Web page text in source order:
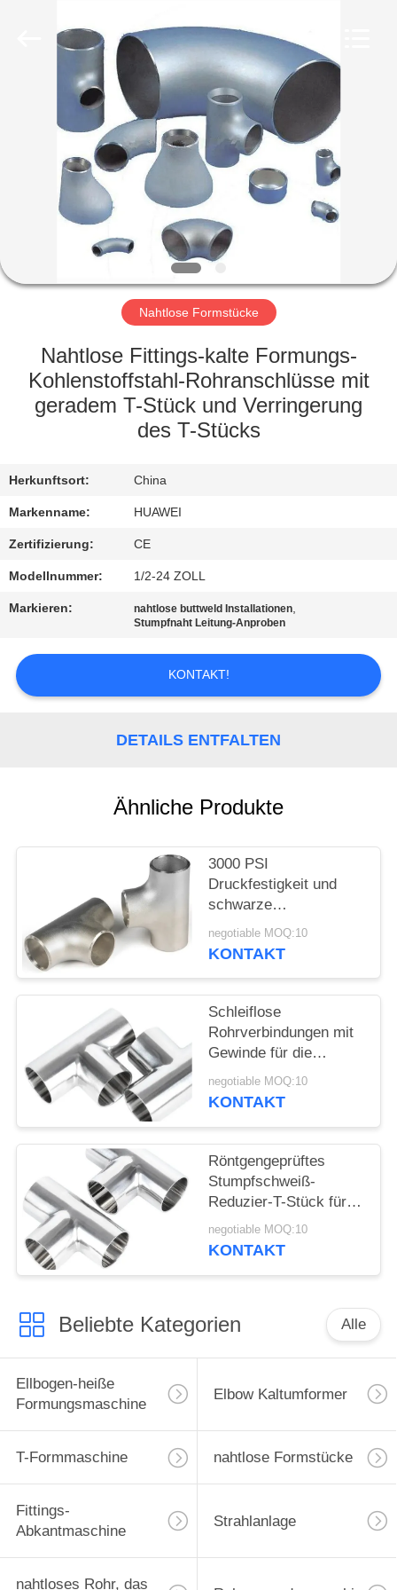
PRODUKTE
ÜBER
FABRIK-
AUSFLUG
TRETEN
SIE
MIT
UNS
VERBINDUNG
SITEMAP
PRIVACY
POLICY
Nahtlose Formstücke
Nahtlose Fittings-kalte Formungs-
Kohlenstoffstahl-Rohranschlüsse mit
geradem T-Stück und Verringerung
des T-Stücks
Herkunftsort: China
Markenname: HUAWEI
Zertifizierung: CE
Modellnummer: 1/2-24 ZOLL
Markieren: nahtlose buttweld Installationen,
Stumpfnaht Leitung-Anproben
KONTAKT!
DETAILS ENTFALTEN
Ähnliche Produkte
3000 PSI
Druckfestigkeit und
schwarze
Beschichtung für
Hochdruckanwendungen
negotiable MOQ:10
KONTAKT
Schleiflose
Rohrverbindungen mit
Gewinde für die
Kupferrohrschmiede
negotiable MOQ:10
KONTAKT
Röntgengeprüftes
Stumpfschweiß-
Reduzier-T-Stück für
Erdölanwendungen in
Raffinerien
negotiable MOQ:10
KONTAKT
Beliebte Kategorien Alle
Ellbogen-heiße
Formungsmaschine
Elbow Kaltumformer
T-Formmaschine nahtlose Formstücke
Fittings-
Abkantmaschine
Strahlanlage
nahtloses Rohr, das